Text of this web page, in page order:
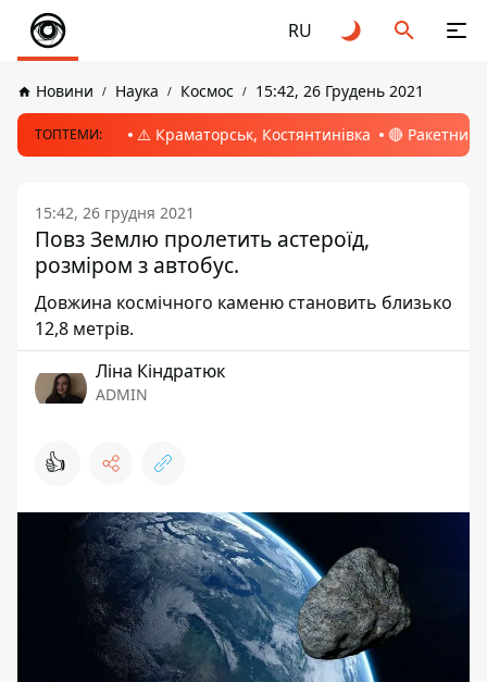
RU
Новини Наука Космос 15:42, 26 Грудень 2021
ТОПТЕМИ: ⚠️ Краматорськ, Костянтинівка 🔴 Ракетний
15:42, 26 грудня 2021
Повз Землю пролетить астероїд,
розміром з автобус.
Довжина космічного каменю становить близько
12,8 метрів.
Ліна Кіндратюк
ADMIN
👍